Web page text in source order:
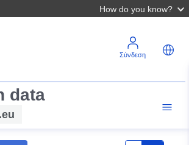
How do you know?
Σύνδεση
data